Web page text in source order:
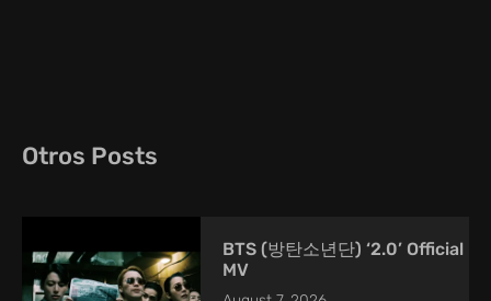
Otros Posts
BTS (방탄소년단) ‘2.0’ Official
MV